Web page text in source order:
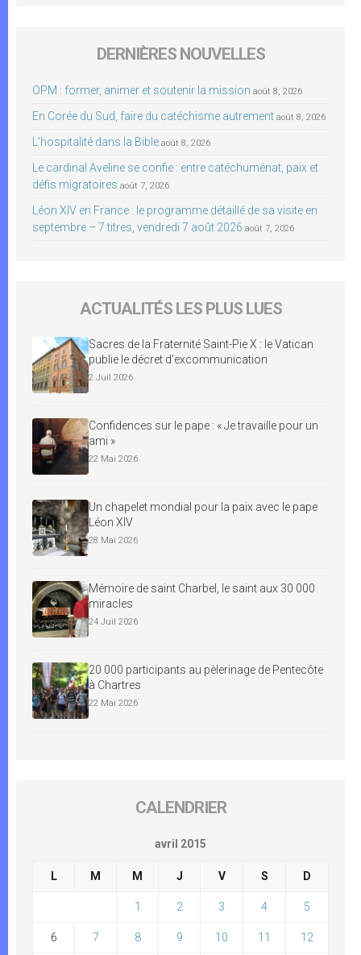
DERNIÈRES NOUVELLES
OPM : former, animer et soutenir la mission août 8, 2026
En Corée du Sud, faire du catéchisme autrement août 8, 2026
L’hospitalité dans la Bible août 8, 2026
Le cardinal Aveline se confie : entre catéchuménat, paix et
défis migratoires août 7, 2026
Léon XIV en France : le programme détaillé de sa visite en
septembre – 7 titres, vendredi 7 août 2026 août 7, 2026
ACTUALITÉS LES PLUS LUES
Sacres de la Fraternité Saint-Pie X : le Vatican
publie le décret d’excommunication
2 Juil 2026
Confidences sur le pape : « Je travaille pour un
ami »
22 Mai 2026
Un chapelet mondial pour la paix avec le pape
Léon XIV
28 Mai 2026
Mémoire de saint Charbel, le saint aux 30 000
miracles
24 Juil 2026
20 000 participants au pèlerinage de Pentecôte
à Chartres
22 Mai 2026
CALENDRIER
avril 2015
L M M J V S D
1 2 3 4 5
6 7 8 9 10 11 12